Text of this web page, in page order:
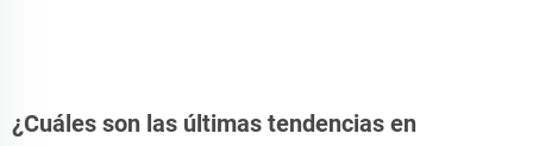
¿Cuáles son las últimas tendencias en